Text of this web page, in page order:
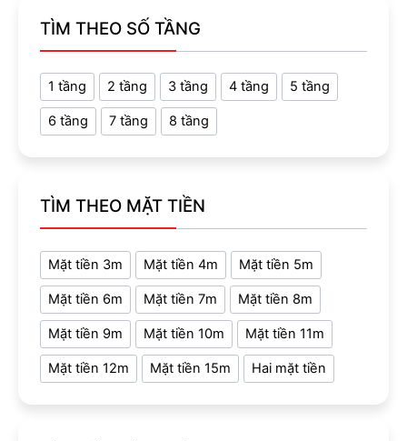
TÌM THEO SỐ TẦNG
1 tầng 2 tầng 3 tầng 4 tầng 5 tầng
6 tầng 7 tầng 8 tầng
TÌM THEO MẶT TIỀN
Mặt tiền 3m Mặt tiền 4m Mặt tiền 5m
Mặt tiền 6m Mặt tiền 7m Mặt tiền 8m
Mặt tiền 9m Mặt tiền 10m Mặt tiền 11m
Mặt tiền 12m Mặt tiền 15m Hai mặt tiền